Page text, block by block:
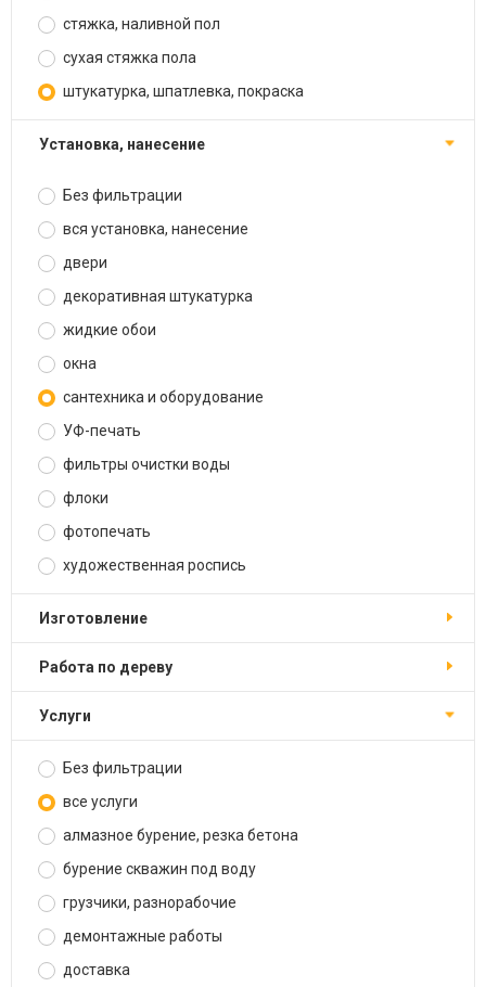
стяжка, наливной пол
сухая стяжка пола
штукатурка, шпатлевка, покраска
установка, нанесение
Без фильтрации
вся установка, нанесение
двери
декоративная штукатурка
жидкие обои
окна
сантехника и оборудование
УФ-печать
фильтры очистки воды
флоки
фотопечать
художественная роспись
изготовление
работа по дереву
услуги
Без фильтрации
все услуги
алмазное бурение, резка бетона
бурение скважин под воду
грузчики, разнорабочие
демонтажные работы
доставка